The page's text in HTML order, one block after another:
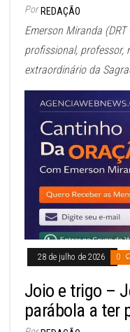
Por REDAÇÃO
Emerson Miranda
profissional, professor,
extraordinário da
28 de julho de 2026 0
Joio e trigo –
parábola a ter